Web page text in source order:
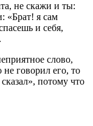
не скажи и ты:
«Брат! я сам
и себя,
слово,
не говорил его, то
потому что